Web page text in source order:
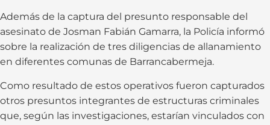
Además de la captura del presunto responsable del
asesinato de Josman Fabián Gamarra, la Policía informó
sobre la realización de tres diligencias de allanamiento
en diferentes comunas de Barrancabermeja.
Como resultado de estos operativos fueron capturados
otros presuntos integrantes de estructuras criminales
que, según las investigaciones, estarían vinculados con